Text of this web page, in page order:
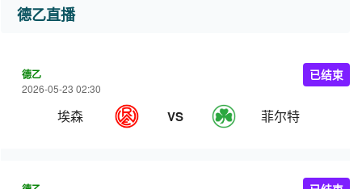
德乙直播
德乙
2026-05-23 02:30
埃森 VS 菲尔特
已结束